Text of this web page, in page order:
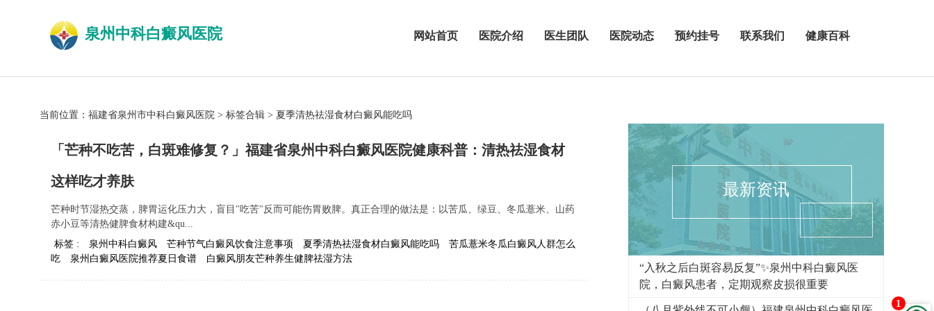
1
泉州中科白癜风医院 网站首页 医院介绍 医生团队 医院动态 预约挂号 联系我们 健康百科
当前位置： 福建省泉州市中科白癜风医院 > 标签合辑 > 夏季清热祛湿食材白癜风能吃吗
「芒种不吃苦，白斑难修复？」福建省泉州中科白癜风医院健康科普：清热祛湿食材
这样吃才养肤
芒种时节湿热交蒸，脾胃运化压力大，盲目"吃苦"反而可能伤胃败脾。真正合理的做法是：以苦瓜、绿豆、冬瓜薏米、山药
赤小豆等清热健脾食材构建&qu...
标签 :
泉州中科白癜风 芒种节气白癜风饮食注意事项 夏季清热祛湿食材白癜风能吃吗
苦瓜薏米冬瓜白癜风人群怎么
吃
泉州白癜风医院推荐夏日食谱 白癜风朋友芒种养生健脾祛湿方法
最新资讯
“入秋之后白斑容易反复”✨泉州中科白癜风医
院，白癜风患者，定期观察皮损很重要